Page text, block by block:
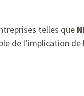
telles que
de l’implication